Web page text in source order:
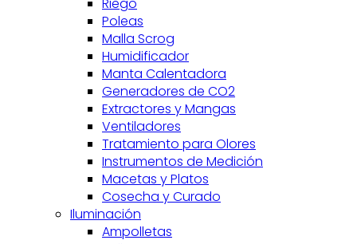
Riego
Poleas
Malla Scrog
Humidificador
Manta Calentadora
Generadores de CO2
Extractores y Mangas
Ventiladores
Tratamiento para Olores
Instrumentos de Medición
Macetas y Platos
Cosecha y Curado
Iluminación
Ampolletas